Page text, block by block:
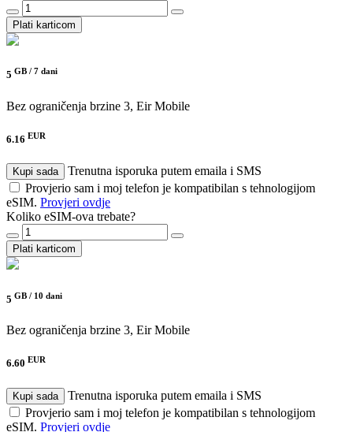
Plati karticom
5 GB / 7 dani
Bez ograničenja brzine 3, Eir Mobile
6.16 EUR
Kupi sada
Trenutna isporuka putem emaila i SMS
Provjerio sam i moj telefon je kompatibilan s tehnologijom
eSIM. Provjeri ovdje
Koliko eSIM-ova trebate?
Plati karticom
5 GB / 10 dani
Bez ograničenja brzine 3, Eir Mobile
6.60 EUR
Kupi sada
Trenutna isporuka putem emaila i SMS
Provjerio sam i moj telefon je kompatibilan s tehnologijom
eSIM. Provjeri ovdje